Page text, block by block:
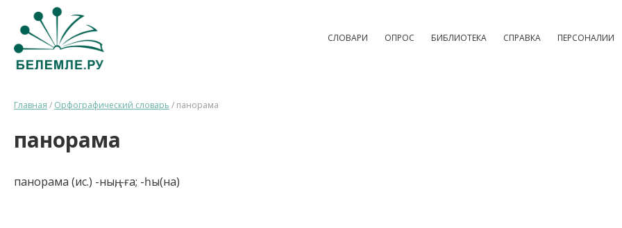
СЛОВАРИ ОПРОС БИБЛИОТЕКА СПРАВКА ПЕРСОНАЛИИ
Главная / Орфографический словарь / панорама
панорама
панорама (ис.) -ның, -ға; -һы(на)